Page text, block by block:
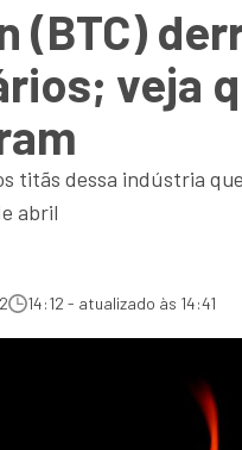
(BTC)
veja
titãs dessa indústria
abril
14:12 - atualizado às 14:41